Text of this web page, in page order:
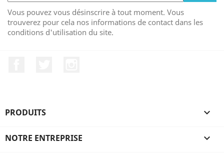
Vous pouvez vous désinscrire à tout moment. Vous
trouverez pour cela nos informations de contact dans les
conditions d'utilisation du site.
PRODUITS 
NOTRE ENTREPRISE 